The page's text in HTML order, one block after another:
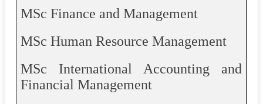
MSc Finance and Management
MSc Human Resource Management
MSc International Accounting and
Financial Management